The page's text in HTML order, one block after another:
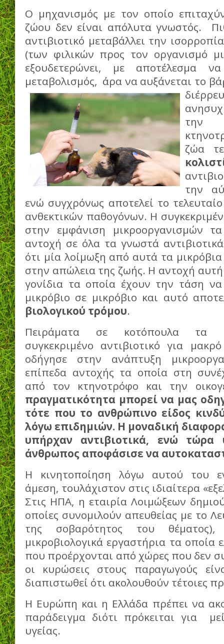
Ο μηχανισμός με τον οποίο
ζώου δεν είναι απόλυτα γνωστός.
αντιβιοτικό μεταβάλλει την
(των φιλικών προς τον οργανισμό
εξουδετερώνει, με αποτέλεσμα
μεταβολισμός, άρα να αυξάνεται το
την
ζώα
την
ενώ συγχρόνως αποτελεί το
ανθεκτικών παθογόνων. Η
στην εμφάνιση μικροοργανισμών
αντοχή σε όλα τα γνωστά
ότι μία λοίμωξη από αυτά τα
στην απώλεια της ζωής. Η αντοχή αυτή
γονίδια τα οποία έχουν την τάση
μικρόβιο σε μικρόβιο και αυτό
βιολογικού τρόμου.
Πειράματα σε κοτόπουλα τα
συγκεκριμένο αντιβιοτικό για
οδήγησε στην ανάπτυξη
επίπεδα αντοχής τα οποία στη
από τον κτηνοτρόφο και την
πραγματικότητα μπορεί να μας
τότε που το ανθρώπινο είδος
λόγω επιδημιών. Η μοναδική
υπήρχαν αντιβιοτικά, ενώ
άνθρωπος αποφάσισε να
Η κινητοποίηση λόγω αυτού του
άμεση, τουλάχιστον στις ιδιαίτερα
Στις ΗΠΑ, η εταιρία Λοιμώξεων
οποίες συνομιλούν απευθείας με το
της σοβαρότητος του θέματος),
μικροβιολογικά εργαστήρια τα οποία
που προέρχονται από χώρες που δεν
οι κυρώσεις στους παραγωγούς
διαπιστωθεί ότι ακολουθούν τέτοιες
Η Ευρώπη και η Ελλάδα πρέπει να
παράδειγμα διότι πρόκειται για
υγείας.